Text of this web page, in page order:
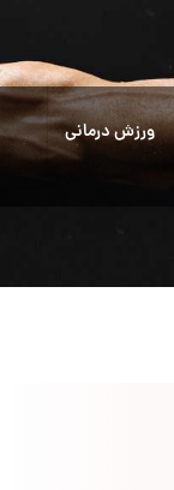
ورزش درمانی